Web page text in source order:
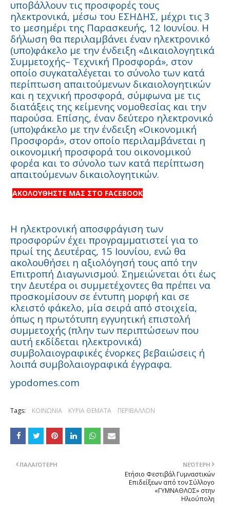
υποβάλλουν τις προσφορές τους
ηλεκτρονικά, μέσω του ΕΣΗΔΗΣ, μέχρι τις 3
το μεσημέρι της Παρασκευής, 12 Ιουνίου. Η
δήλωση θα περιλαμβάνει έναν ηλεκτρονικό
(υπο)φάκελο με την ένδειξη «Δικαιολογητικά
Συμμετοχής– Τεχνική Προσφορά», στον
οποίο συγκαταλέγεται το σύνολο των κατά
περίπτωση απαιτούμενων δικαιολογητικών
και η τεχνική προσφορά, σύμφωνα με τις
διατάξεις της κείμενης νομοθεσίας και την
παρούσα. Επίσης, έναν δεύτερο ηλεκτρονικό
(υπο)φάκελο με την ένδειξη «Οικονομική
Προσφορά», στον οποίο περιλαμβάνεται η
οικονομική προσφορά του οικονομικού
φορέα και το σύνολο των κατά περίπτωση
απαιτούμενων δικαιολογητικών.
ΑΚΟΛΟΥΘΗΣΤΕ ΜΑΣ ΣΤΟ FACEBOOK
Η ηλεκτρονική αποσφράγιση των
προσφορών έχει προγραμματιστεί για το
πρωί της Δευτέρας, 15 Ιουνίου, ενώ θα
ακολουθήσει η αξιολόγησή τους από την
Επιτροπή Διαγωνισμού. Σημειώνεται ότι έως
την Δευτέρα οι συμμετέχοντες θα πρέπει να
προσκομίσουν σε έντυπη μορφή και σε
κλειστό φάκελο, μία σειρά από στοιχεία,
όπως η πρωτότυπη εγγυητική επιστολή
συμμετοχής (πλην των περιπτώσεων που
αυτή εκδίδεται ηλεκτρονικά)
συμβολαιογραφικές ένορκες βεβαιώσεις ή
λοιπά συμβολαιογραφικά έγγραφα.
ypodomes.com
Tags: ΚΟΙΝΩΝΙΑ ΚΥΡΙΑ ΘΕΜΑΤΑ ΠΕΡΙΒΑΛΛΟΝ
ΝΕΌΤΕΡΗ
Ετήσιο Φεστιβάλ Γυμναστικών
Επιδείξεων από τον Σύλλογο
«ΓΥΜΝΑΘΛΟΣ» στην
Ηλιούπολη
ΠΑΛΑΙΌΤΕΡΗ